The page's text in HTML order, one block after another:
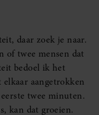
daar zoek je naar.
of twee mensen dat
bedoel ik het
aangetrokken
twee minuten.
kan dat groeien.